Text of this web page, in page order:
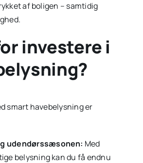
af boligen – samtidig
investere i
smart havebelysning er
udendørssæsonen: Med
belysning kan du få endnu